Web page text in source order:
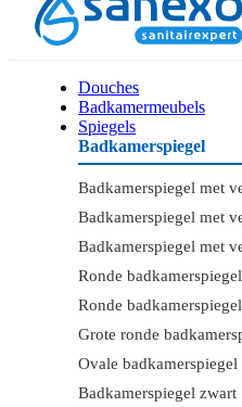
Douches
Badkamermeubels
Spiegels
Badkamerspiegel
Badkamerspiegel met
Badkamerspiegel met
Badkamerspiegel met
Ronde badkamerspiegel
Ronde
Grote ronde
Ovale badkamerspiegel
Badkamerspiegel zwart